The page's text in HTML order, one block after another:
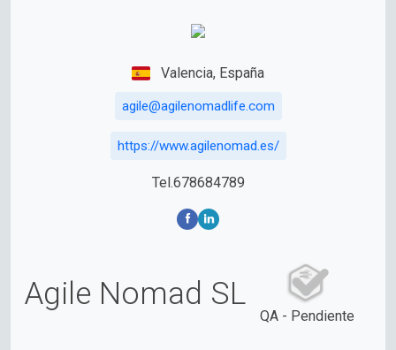
Valencia, España
agile@agilenomadlife.com
https://www.agilenomad.es/
Tel.678684789
Agile Nomad SL
QA - Pendiente